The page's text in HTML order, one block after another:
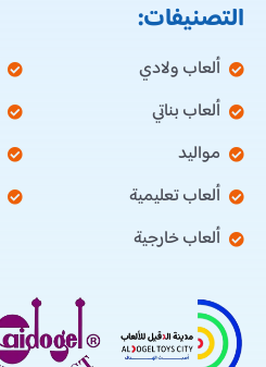
التصنيفات:
ألعاب ولادي
ألعاب بناتي
مواليد
ألعاب تعليمية
ألعاب خارجية